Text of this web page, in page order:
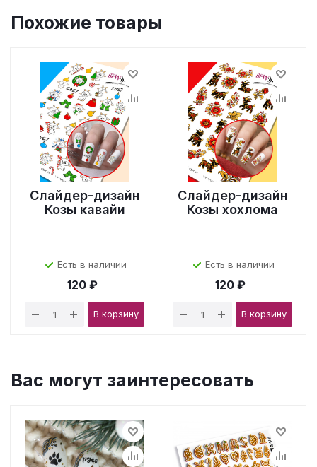
Похожие товары
Слайдер-дизайн
Козы кавайи
Есть в наличии
120 ₽
В корзину
Слайдер-дизайн
Козы хохлома
Есть в наличии
120 ₽
В корзину
Вас могут заинтересовать